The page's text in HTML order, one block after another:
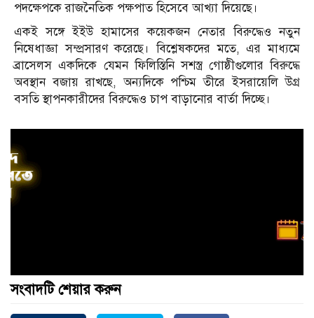
পদক্ষেপকে রাজনৈতিক পক্ষপাত হিসেবে আখ্যা দিয়েছে।
একই সঙ্গে ইইউ হামাসের কয়েকজন নেতার বিরুদ্ধেও নতুন
নিষেধাজ্ঞা সম্প্রসারণ করেছে। বিশ্লেষকদের মতে, এর মাধ্যমে
ব্রাসেলস একদিকে যেমন ফিলিস্তিনি সশস্ত্র গোষ্ঠীগুলোর বিরুদ্ধে
অবস্থান বজায় রাখছে, অন্যদিকে পশ্চিম তীরে ইসরায়েলি উগ্র
বসতি স্থাপনকারীদের বিরুদ্ধেও চাপ বাড়ানোর বার্তা দিচ্ছে।
সংবাদটি শেয়ার করুন